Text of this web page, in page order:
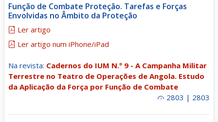
Função de Combate Proteção. Tarefas e Forças
Envolvidas no Âmbito da Proteção
Ler artigo
Ler artigo num iPhone/iPad
Na revista: Cadernos do IUM N.º 9 - A Campanha Militar
Terrestre no Teatro de Operações de Angola. Estudo
da Aplicação da Força por Função de Combate
2803 | 2803